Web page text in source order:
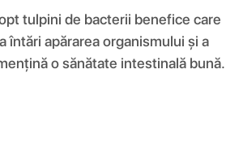
tulpini de bacterii benefice care
apărarea organismului și a
o sănătate intestinală bună.